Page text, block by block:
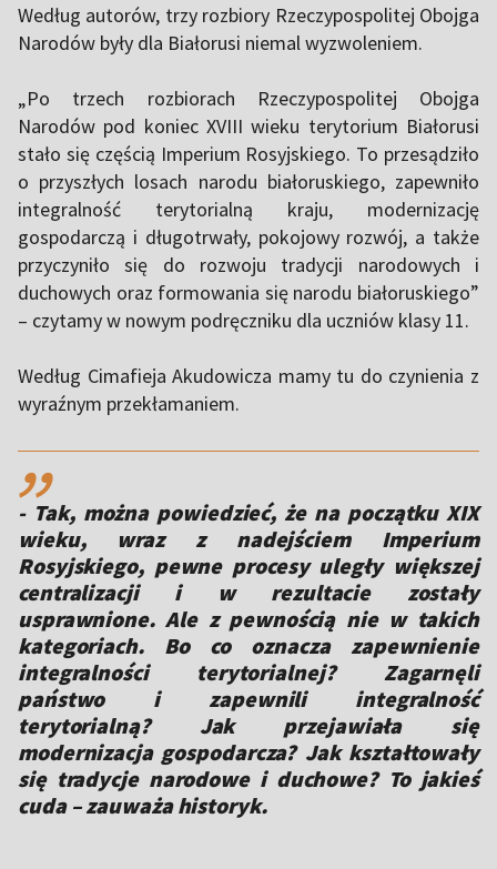
Według autorów, trzy rozbiory Rzeczypospolitej Obojga
Narodów były dla Białorusi niemal wyzwoleniem.
„Po trzech rozbiorach Rzeczypospolitej Obojga
Narodów pod koniec XVIII wieku terytorium Białorusi
stało się częścią Imperium Rosyjskiego. To przesądziło
o przyszłych losach narodu białoruskiego, zapewniło
integralność terytorialną kraju, modernizację
gospodarczą i długotrwały, pokojowy rozwój, a także
przyczyniło się do rozwoju tradycji narodowych i
duchowych oraz formowania się narodu białoruskiego”
– czytamy w nowym podręczniku dla uczniów klasy 11.
Według Cimafieja Akudowicza mamy tu do czynienia z
wyraźnym przekłamaniem.
,,
- Tak, można powiedzieć, że na początku XIX
wieku, wraz z nadejściem Imperium
Rosyjskiego, pewne procesy uległy większej
centralizacji i w rezultacie zostały
usprawnione. Ale z pewnością nie w takich
kategoriach. Bo co oznacza zapewnienie
integralności terytorialnej? Zagarnęli
państwo i zapewnili integralność
terytorialną? Jak przejawiała się
modernizacja gospodarcza? Jak kształtowały
się tradycje narodowe i duchowe? To jakieś
cuda – zauważa historyk.